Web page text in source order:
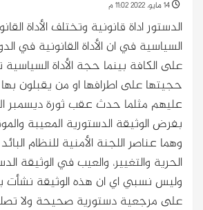
الدستور اداة قانونية وتختلف الأداة
السياسية في ان الأداة القانونية في
على الكافة بينما حجة الأداة
حجيتها على اطرافها او من يقبلون
بفرض الوثيقة الدستورية المعيبة
وهما عناصر اللجنة الأمنية للنظام
الحرية والتغيير، والعيب في الوثيقة
وليس نسبي اي ان هذه الوثيقة نشأت
على مرجعية دستورية صحيحة ولا